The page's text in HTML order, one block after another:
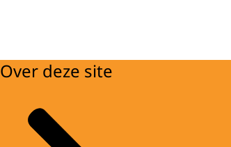
Over deze site